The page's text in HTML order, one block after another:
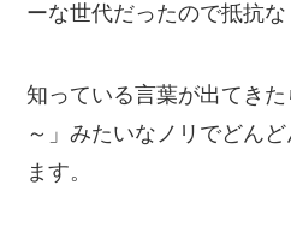
ーな世代だったので抵抗な
知っている言葉が出てき
～」みたいなノリでどん
ます。